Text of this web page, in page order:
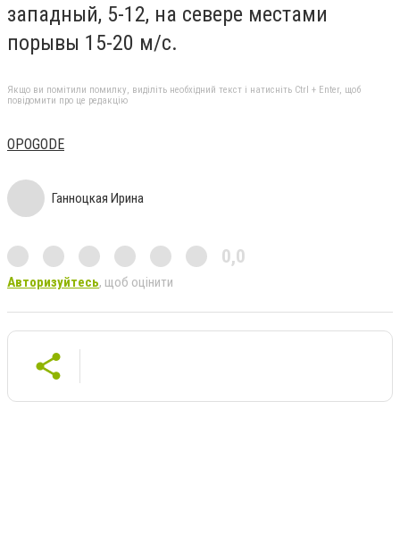
западный, 5-12, на севере местами
порывы 15-20 м/с.
Якщо ви помітили помилку, виділіть необхідний текст і натисніть Ctrl + Enter, щоб
повідомити про це редакцію
OPOGODE
Ганноцкая Ирина
0,0
Авторизуйтесь, щоб оцінити